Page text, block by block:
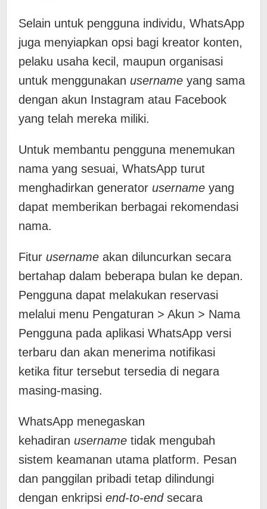
Selain untuk pengguna individu, WhatsApp
juga menyiapkan opsi bagi kreator konten,
pelaku usaha kecil, maupun organisasi
untuk menggunakan username yang sama
dengan akun Instagram atau Facebook
yang telah mereka miliki.
Untuk membantu pengguna menemukan
nama yang sesuai, WhatsApp turut
menghadirkan generator username yang
dapat memberikan berbagai rekomendasi
nama.
Fitur username akan diluncurkan secara
bertahap dalam beberapa bulan ke depan.
Pengguna dapat melakukan reservasi
melalui menu Pengaturan > Akun > Nama
Pengguna pada aplikasi WhatsApp versi
terbaru dan akan menerima notifikasi
ketika fitur tersebut tersedia di negara
masing-masing.
WhatsApp menegaskan
kehadiran username tidak mengubah
sistem keamanan utama platform. Pesan
dan panggilan pribadi tetap dilindungi
dengan enkripsi end-to-endsecara